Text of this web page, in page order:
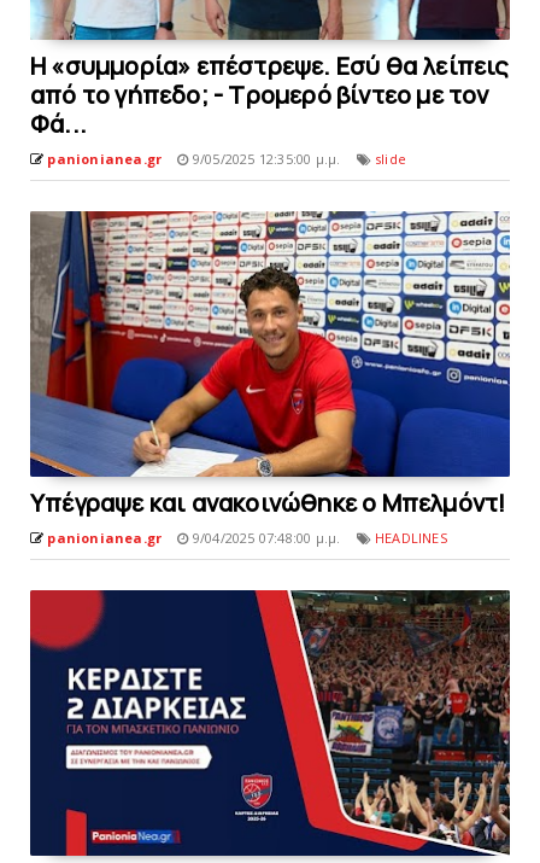
Η «συμμορία» επέστρεψε. Εσύ θα λείπεις
από το γήπεδο; - Τρομερό βίντεο με τον
Φά...
panionianea.gr 9/05/2025 12:35:00 μ.μ. slide
Υπέγραψε και ανακοινώθηκε ο Mπελμόντ!
panionianea.gr 9/04/2025 07:48:00 μ.μ. HEADLINES